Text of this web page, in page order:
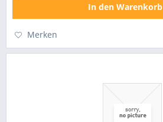
In den Warenkorb
Merken